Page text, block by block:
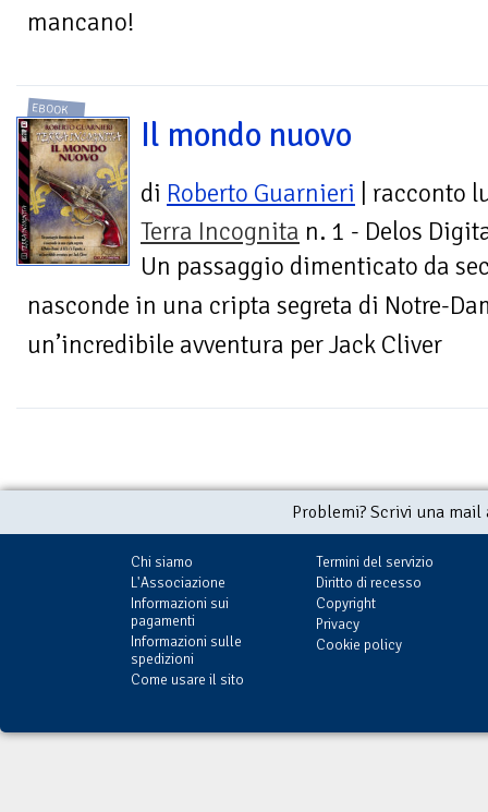
mancano!
EBOOK
Il mondo nuovo
di Roberto Guarnieri | racconto
Terra Incognita n. 1 - Delos
Un passaggio dimenticato da
nasconde in una cripta segreta di Notre-
un’incredibile avventura per Jack Cliver
Problemi? Scrivi una
Chi siamo
L'Associazione
Informazioni sui
pagamenti
Informazioni sulle
spedizioni
Come usare il sito
Termini del servizio
Diritto di recesso
Copyright
Privacy
Cookie policy